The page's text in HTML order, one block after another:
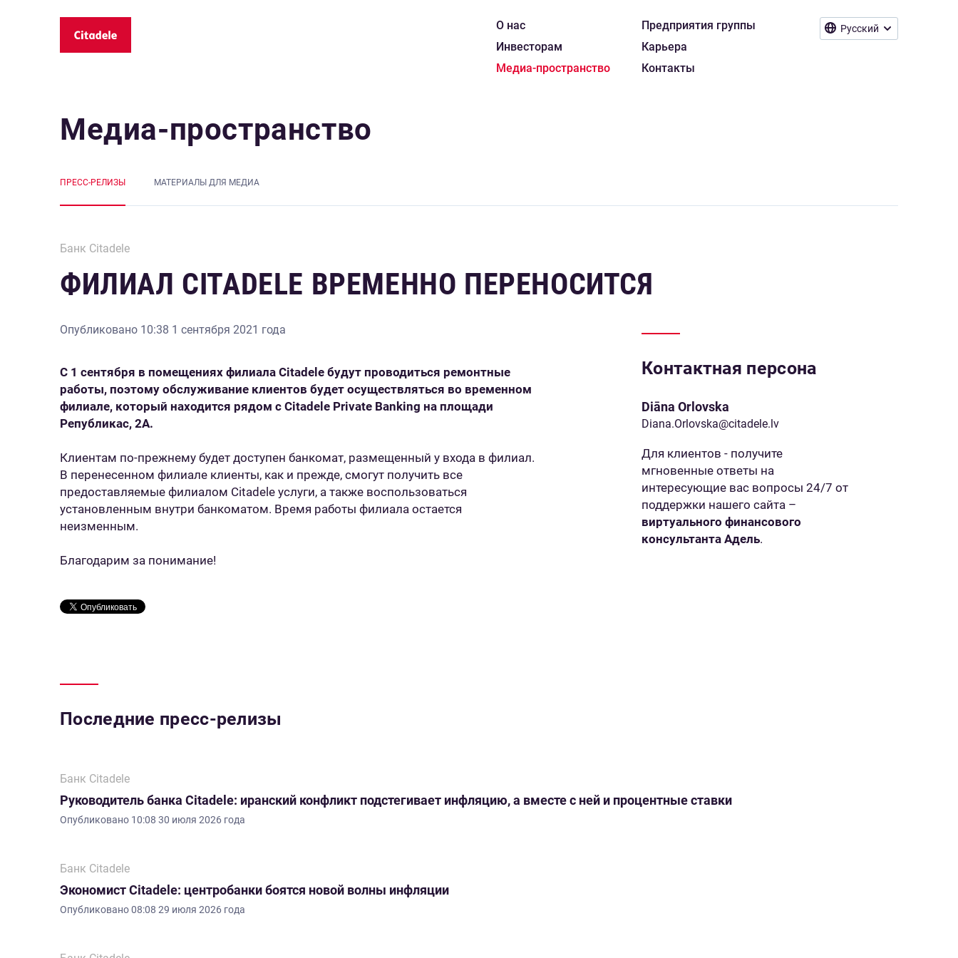
Русский
О нас
Инвесторам
Медиа-пространство
Предприятия группы
Карьера
Контакты
Медиа-пространство
ПРЕСС-РЕЛИЗЫ MАТЕРИАЛЫ ДЛЯ МЕДИА
Банк Citadele
ФИЛИАЛ CITADELE ВРЕМЕННО ПЕРЕНОСИТСЯ
Опубликовано 10:38 1 сентября 2021 года
С 1 сентября в помещениях филиала Citadele будут проводиться ремонтные
работы, поэтому обслуживание клиентов будет осуществляться во временном
филиале, который находится рядом с Citadele Private Banking на площади
Републикас, 2A.
Клиентам по-прежнему будет доступен банкомат, размещенный у входа в филиал.
В перенесенном филиале клиенты, как и прежде, смогут получить все
предоставляемые филиалом Citadele услуги, а также воспользоваться
установленным внутри банкоматом. Время работы филиала остается
неизменным.
Благодарим за понимание!
Контактная персона
Diāna Orlovska
Diana.Orlovska@citadele.lv
Для клиентов - получите
мгновенные ответы на
интересующие вас вопросы 24/7 от
поддержки нашего сайта –
виртуального финансового
консультанта Адель.
Последние пресс-релизы
Банк Citadele
Руководитель банка Citadele: иранский конфликт подстегивает инфляцию, а вместе с ней и процентные ставки
Опубликовано 10:08 30 июля 2026 года
Банк Citadele
Экономист Citadele: центробанки боятся новой волны инфляции
Опубликовано08:08 29 июля 2026 года